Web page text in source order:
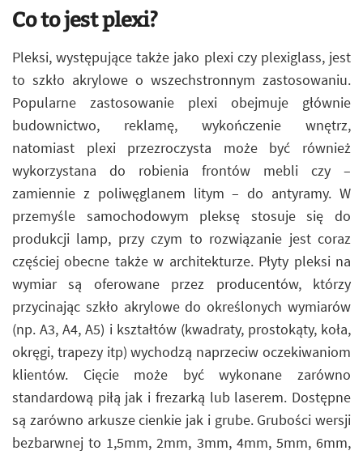
Co to jest plexi?
Pleksi, występujące także jako plexi czy plexiglass, jest
to szkło akrylowe o wszechstronnym zastosowaniu.
Popularne zastosowanie plexi obejmuje głównie
budownictwo, reklamę, wykończenie wnętrz,
natomiast plexi przezroczysta może być również
wykorzystana do robienia frontów mebli czy –
zamiennie z poliwęglanem litym – do antyramy. W
przemyśle samochodowym pleksę stosuje się do
produkcji lamp, przy czym to rozwiązanie jest coraz
częściej obecne także w architekturze. Płyty pleksi na
wymiar są oferowane przez producentów, którzy
przycinając szkło akrylowe do określonych wymiarów
(np. A3, A4, A5) i kształtów (kwadraty, prostokąty, koła,
okręgi, trapezy itp) wychodzą naprzeciw oczekiwaniom
klientów. Cięcie może być wykonane zarówno
standardową piłą jak i frezarką lub laserem. Dostępne
są zarówno arkusze cienkie jak i grube. Grubości wersji
bezbarwnej to 1,5mm, 2mm, 3mm, 4mm, 5mm, 6mm,